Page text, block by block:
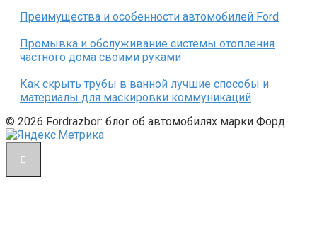
Преимущества и особенности автомобилей Ford
Промывка и обслуживание системы отопления
частного дома своими руками
Как скрыть трубы в ванной лучшие способы и
материалы для маскировки коммуникаций
© 2026 Fordrazbor: блог об автомобилях марки Форд